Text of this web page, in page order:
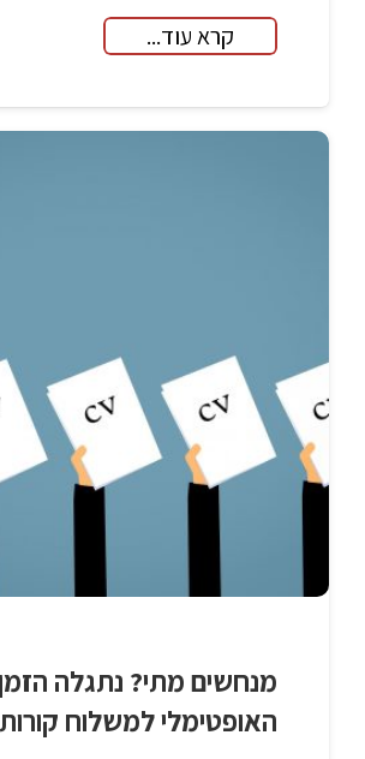
קרא עוד...
מנחשים מתי? נתגלה
האופטימלי למשלוח